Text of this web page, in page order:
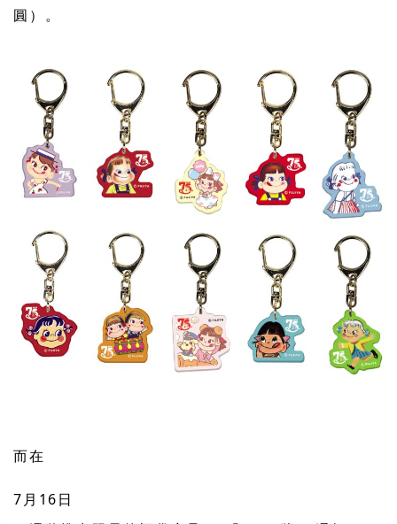
圓）。
而在
7月16日